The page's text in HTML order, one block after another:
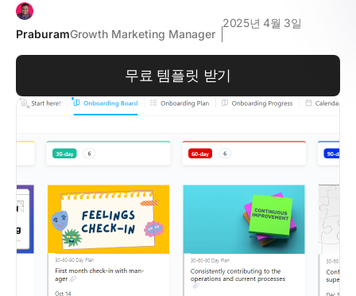
PraburamGrowth Marketing Manager
2025년 4월 3일
무료 템플릿 받기